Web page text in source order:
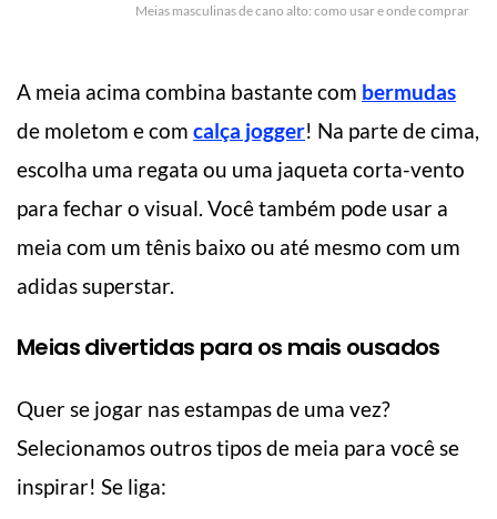
Meias masculinas de cano alto: como usar e onde comprar
A meia acima combina bastante com bermudas
de moletom e com calça jogger! Na parte de cima,
escolha uma regata ou uma jaqueta corta-vento
para fechar o visual. Você também pode usar a
meia com um tênis baixo ou até mesmo com um
adidas superstar.
Meias divertidas para os mais ousados
Quer se jogar nas estampas de uma vez?
Selecionamos outros tipos de meia para você se
inspirar! Se liga: